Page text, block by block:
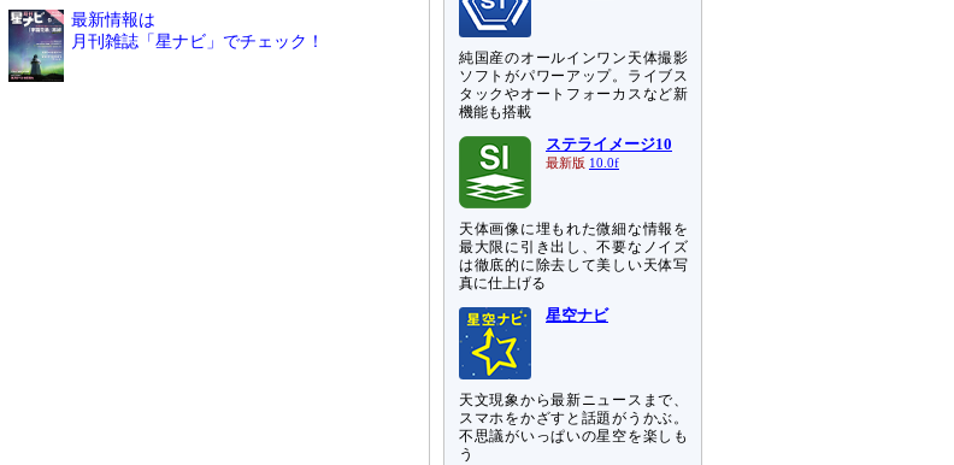
最新情報は
月刊雑誌「星ナビ」でチェック！
純国産のオールインワン天体撮影
ソフトがパワーアップ。ライブス
タックやオートフォーカスなど新
機能も搭載
ステライメージ10
最新版 10.0f
天体画像に埋もれた微細な情報を
最大限に引き出し、不要なノイズ
は徹底的に除去して美しい天体写
真に仕上げる
星空ナビ
天文現象から最新ニュースまで、
スマホをかざすと話題がうかぶ。
不思議がいっぱいの星空を楽しも
う